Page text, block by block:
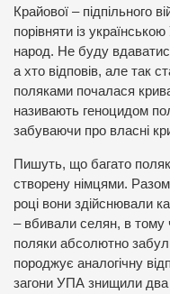
Крайової – підпільного
порівняти із
народ. Не буду
а хто відповів, але так
поляками почалася
називають геноцидом
забуваючи про власні
Пишуть, що багато
створену німцями. Разом
році вони здійснювали
– вбивали селян, в тому
поляки абсолютно
породжує аналогічну
загони УПА знищили два